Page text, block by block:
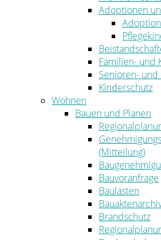
Adoptionen
Familien- und
Senioren-
Kinderschutz
Wohnen
Bauen und Planen
(Mitteilung)
Bauvoranfrage
Baulasten
Brandschutz